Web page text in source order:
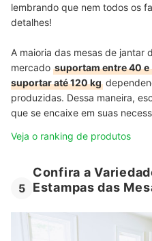
lembrando que nem todos os
detalhes!
A maioria das mesas de jantar
mercado suportam entre 40 e
suportar até 120 kg
produzidas. Dessa maneira,
que se encaixe em suas
Veja o ranking de produtos
5
Confira a
Estampas das